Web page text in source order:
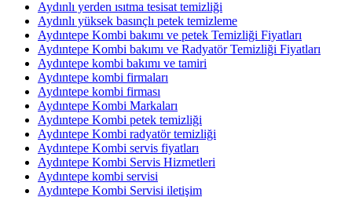
Aydınlı yerden ısıtma tesisat temizliği
Aydınlı yüksek basınçlı petek temizleme
Aydıntepe Kombi bakımı ve petek Temizliği Fiyatları
Aydıntepe Kombi bakımı ve Radyatör Temizliği Fiyatları
Aydıntepe kombi bakımı ve tamiri
Aydıntepe kombi firmaları
Aydıntepe kombi firması
Aydıntepe Kombi Markaları
Aydıntepe Kombi petek temizliği
Aydıntepe Kombi radyatör temizliği
Aydıntepe Kombi servis fiyatları
Aydıntepe Kombi Servis Hizmetleri
Aydıntepe kombi servisi
Aydıntepe Kombi Servisi iletişim